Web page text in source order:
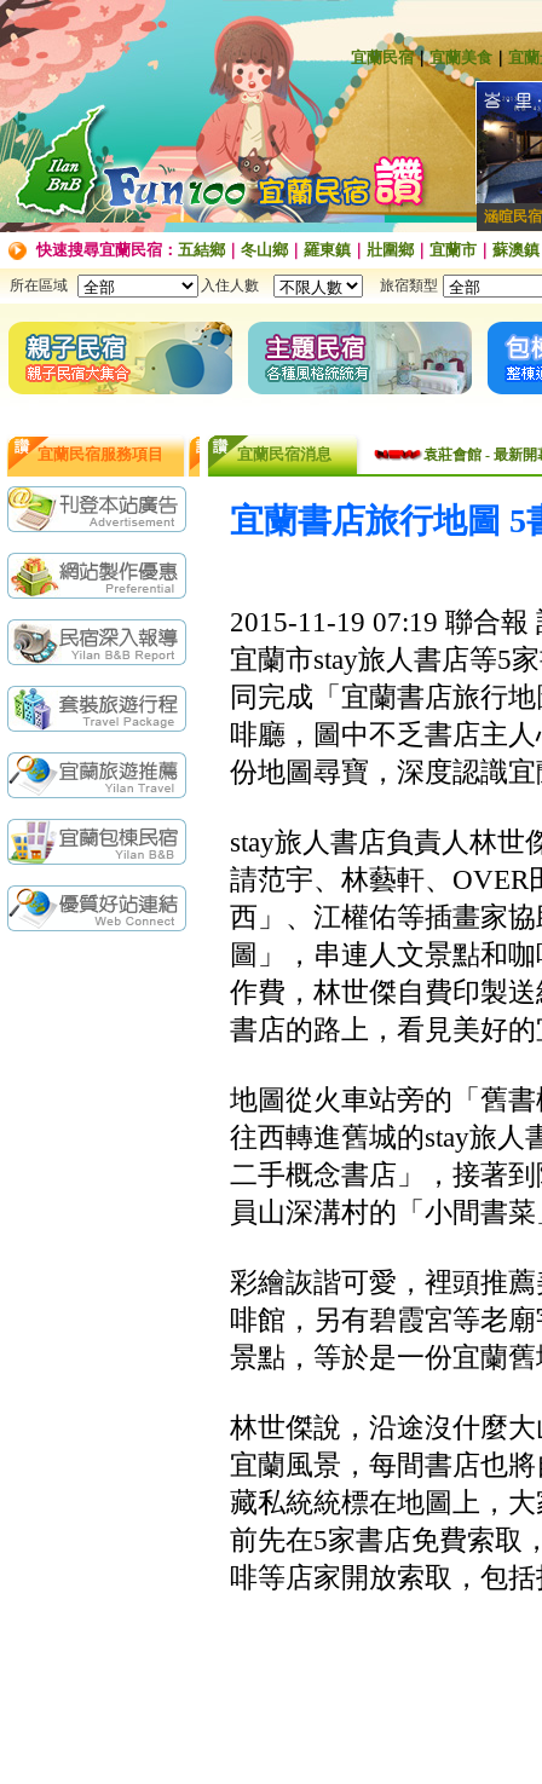
宜蘭民宿｜宜蘭美食 ｜ 宜
涵暄民宿
快速搜尋宜蘭民宿： 五結鄉｜ 冬山鄉｜ 羅東鎮 壯圍鄉｜ 宜蘭市 蘇澳鎮
所在區域 入住人數 旅宿類型
宜蘭民宿服務項目 宜蘭民宿消息
袁莊會館 - 最新開
【民宿快訊】
袁莊會館 - 最新
[民宿快訊]連假出
【民宿快訊】
續住再享85折，
【民宿快訊】羅
宜蘭書店旅行地圖 5
2015-11-19 07:19 聯合報
宜蘭市stay旅人書店等5
同完成「宜蘭書店旅行
啡廳，圖中不乏書店主
份地圖尋寶，深度認識
stay旅人書店負責人林世
請范宇、林藝軒、
西」、江權佑等插畫家
圖」，串連人文景點和
作費，林世傑自費印製
書店的路上，看見美好
地圖從火車站旁的「舊
往西轉進舊城的stay旅人
二手概念書店」，接著
員山深溝村的「小間書
彩繪詼諧可愛，裡頭推
啡館，另有碧霞宮等老
景點，等於是一份宜蘭
林世傑說，沿途沒什麼
宜蘭風景，每間書店也
藏私統統標在地圖上，
前先在5家書店免費索取
啡等店家開放索取，包